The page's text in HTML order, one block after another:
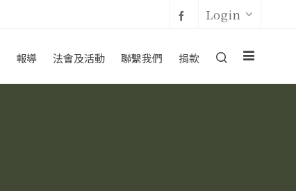
Login
報導 法會及活動 聯繫我們 捐款